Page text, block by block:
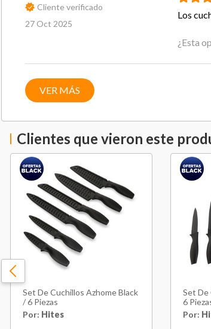
Cliente verificado
27 Oct 2025
Los
¿Esta
VER MÁS
Clientes que vieron este
Set De Cuchillos Azhome Black
/ 6 Piezas
Por: Hites
Set De
6
Por: